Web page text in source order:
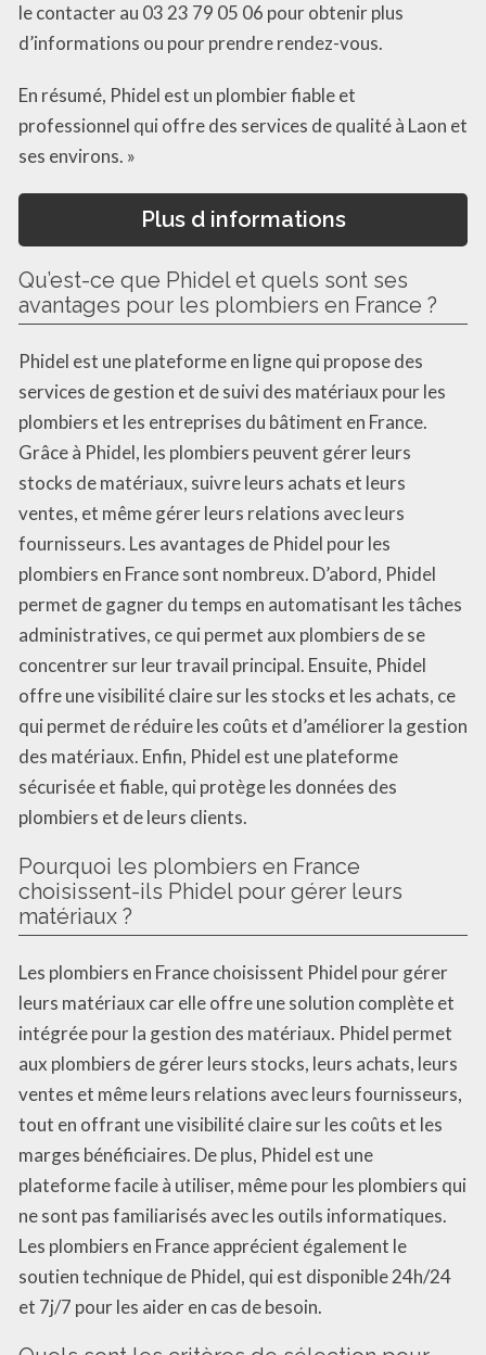
le contacter au 03 23 79 05 06 pour obtenir plus
d’informations ou pour prendre rendez-vous.
En résumé, Phidel est un plombier fiable et
professionnel qui offre des services de qualité à Laon et
ses environs. »
Plus d informations
Qu’est-ce que Phidel et quels sont ses
avantages pour les plombiers en France ?
Phidel est une plateforme en ligne qui propose des
services de gestion et de suivi des matériaux pour les
plombiers et les entreprises du bâtiment en France.
Grâce à Phidel, les plombiers peuvent gérer leurs
stocks de matériaux, suivre leurs achats et leurs
ventes, et même gérer leurs relations avec leurs
fournisseurs. Les avantages de Phidel pour les
plombiers en France sont nombreux. D’abord, Phidel
permet de gagner du temps en automatisant les tâches
administratives, ce qui permet aux plombiers de se
concentrer sur leur travail principal. Ensuite, Phidel
offre une visibilité claire sur les stocks et les achats, ce
qui permet de réduire les coûts et d’améliorer la gestion
des matériaux. Enfin, Phidel est une plateforme
sécurisée et fiable, qui protège les données des
plombiers et de leurs clients.
Pourquoi les plombiers en France
choisissent-ils Phidel pour gérer leurs
matériaux ?
Les plombiers en France choisissent Phidel pour gérer
leurs matériaux car elle offre une solution complète et
intégrée pour la gestion des matériaux. Phidel permet
aux plombiers de gérer leurs stocks, leurs achats, leurs
ventes et même leurs relations avec leurs fournisseurs,
tout en offrant une visibilité claire sur les coûts et les
marges bénéficiaires. De plus, Phidel est une
plateforme facile à utiliser, même pour les plombiers qui
ne sont pas familiarisés avec les outils informatiques.
Les plombiers en France apprécient également le
soutien technique de Phidel, qui est disponible 24h/24
et 7j/7 pour les aider en cas de besoin.